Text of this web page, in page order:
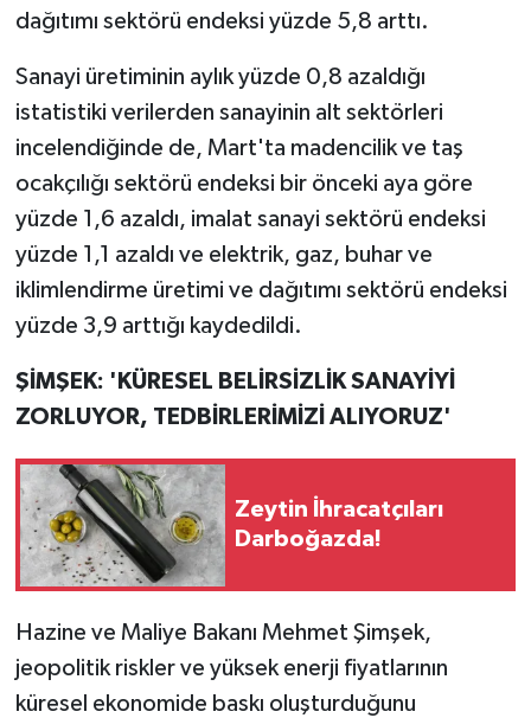
dağıtımı sektörü endeksi yüzde 5,8 arttı.
Sanayi üretiminin aylık yüzde 0,8 azaldığı
istatistiki verilerden sanayinin alt sektörleri
incelendiğinde de, Mart'ta madencilik ve taş
ocakçılığı sektörü endeksi bir önceki aya göre
yüzde 1,6 azaldı, imalat sanayi sektörü endeksi
yüzde 1,1 azaldı ve elektrik, gaz, buhar ve
iklimlendirme üretimi ve dağıtımı sektörü endeksi
yüzde 3,9 arttığı kaydedildi.
ŞİMŞEK: 'KÜRESEL BELİRSİZLİK SANAYİYİ
ZORLUYOR, TEDBİRLERİMİZİ ALIYORUZ'
Zeytin İhracatçıları
Darboğazda!
Hazine ve Maliye Bakanı Mehmet Şimşek,
jeopolitik riskler ve yüksek enerji fiyatlarının
küresel ekonomide baskı oluşturduğunu